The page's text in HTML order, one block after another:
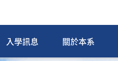
入學訊息 關於本系